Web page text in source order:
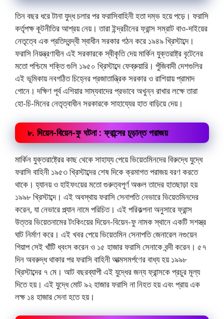
তিন বছর ধরে টানা যুদ্ধ চলার পর ফরাসিবাহিনী হতা দম্ভ হয়ে পড়ে। ফরাসি
কর্তৃপক্ষ কূটনীতির আশ্রয় নেয়। তারা ইন্দ্রচীনের ফ্রান্স সম্রাট বাও-দাইয়ের
নেতৃত্বে এক প্রতিদ্বন্দ্বী স্বাধীন সরকার গঠন করে ১৯৪৯ খ্রিস্টাব্দে।
ফরাসি নিয়ন্ত্রণাধীন এই সরকারকে স্বীকৃতি দেয় মার্কিন যুক্তরাষ্ট্র বৃটেনের
মতো পশ্চিমে শক্তি গুলি ১৯৫০ খ্রিস্টাব্দে ফেব্রুয়ারি। পুঁজিবাদী দেশগুলির
এই ভূমিকায় নবগঠিত চিহ্নের প্রজাতান্ত্রিক সরকার ও রাশিয়ায় প্রামাদ
গোনে। দক্ষিণ পূর্ব এশিয়ার সাম্যবাদের প্রভাবে অখুন্ন রাখার লক্ষে তারা
হো-চি-মিনের নেতৃত্বাধীন সরকারকে সাহায্যের হাত বাড়িয়ে দেয়।
৮. দিয়েন-বিয়েন-ফু ঘটনা : ফ্রান্সের চূড়ান্ত পরাজয়
মার্কিন যুক্তরাষ্ট্রের কাছ থেকে সাহায্য পেয়ে ভিয়েতমিনদের বিরুদ্ধে যুদ্ধে
ফরাসি বাহিনী ১৯৫৩ খ্রিস্টাব্দের শেষ দিকে ক্রমাগত পরাজয় বরণ করতে
থাকে। হ্যানয় ও হাইফংয়ের মতো গুরুত্বপূর্ণ অঞ্চল তাদের হাতছাড়া হয়
১৯৯৮ খ্রিস্টাব্দে। এই অবস্থায় ফরাসি সেনাপতি নেভারে ভিয়েতমিনদের
করেন, যা নেভারে প্ল্যান নামে পরিচিত। এই পরিকল্পনা অনুসারে ফ্রান্স
উত্তর ভিয়েতনামের টংকিংয়ের দিয়েন-বিয়েন-ফু নামক স্থানে একটি সশস্ত্র
ঘাট নির্মাণ করে। এই খবর পেয়ে ভিয়েতমিন সেনাপতি জেনারেল নগুয়েন
গিয়াপ সেই খাঁটি ধ্বংস করেন ও ১৫ হাজার ফরাসি সেনাকে বন্দী করেন। ৫৭
দিন অবরুদ্ধ থাকার পর ফরাসি বাহিনী আত্মসমর্পণের বাধ্য হয় ১৯৯৮
খ্রিস্টাব্দের ৭ মে। আট বছরব্যাপী এই যুদ্ধের জন্য ফ্রান্সকে প্রচুর মূল্য
দিতে হয়। এই যুদ্ধে মোট ৯২ হাজার ফরাসি না নিহত হয় এবং প্রায় এক
লক্ষ ১৪ হাজার সেনা হতে হয়।